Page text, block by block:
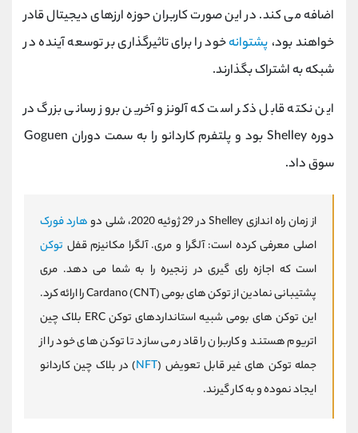
اضافه می کند. در این صورت کاربران حوزه ارزهای دیجیتال قادر
خواهند بود، پشتوانهخود را برای تاثیرگذاری بر توسعه آینده در
شبکه به اشتراک بگذارند.
این نکته قابل ذکر است که آلونزو آخرین بروز رسانی بزرگ در
دوره Shelley بود و پلتفرم کاردانو را به سمت دوران Goguen
سوق داد.
از زمان راه اندازی Shelley در 29 ژوئیه 2020، شلی دو
هارد فورک
اصلی معرفی کرده است: آلگرا و مری. آلگرا مکانیزم قفل توکن
است که اجازه رای گیری در زنجیره را به شما می دهد. مری
پشتیبانی نمادین از توکن های بومی Cardano (CNT) را ارائه کرد.
این توکن های بومی شبیه استانداردهای توکن ERC بلاک چین
اتریوم هستند و کاربران را قادر می سازد تا توکن های خود را از
جمله توکن های غیر قابل تعویض (NFT) در بلاک چین کاردانو
ایجاد نموده و به کار گیرند.